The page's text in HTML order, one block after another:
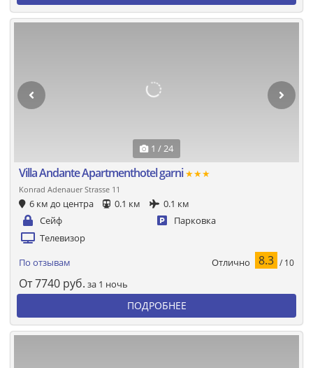
1 / 24
Villa Andante Apartmenthotel garni★★★
Konrad Adenauer Strasse 11
6 км до центра 0.1 км
0.1 км
Сейф
Парковка
Телевизор
По отзывам Отлично 8.3 / 10
От7740 руб. за 1 ночь
ПОДРОБНЕЕ